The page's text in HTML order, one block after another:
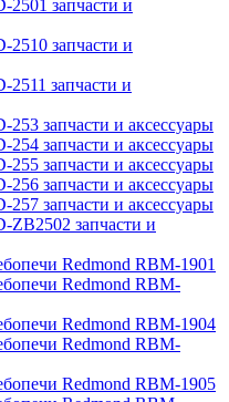
2501 запчасти и
2510 запчасти и
2511 запчасти и
253 запчасти и аксессуары
254 запчасти и аксессуары
255 запчасти и аксессуары
256 запчасти и аксессуары
257 запчасти и аксессуары
ZB2502 запчасти и
Redmond RBM-1901
Redmond RBM-
Redmond RBM-1904
Redmond RBM-
Redmond RBM-1905